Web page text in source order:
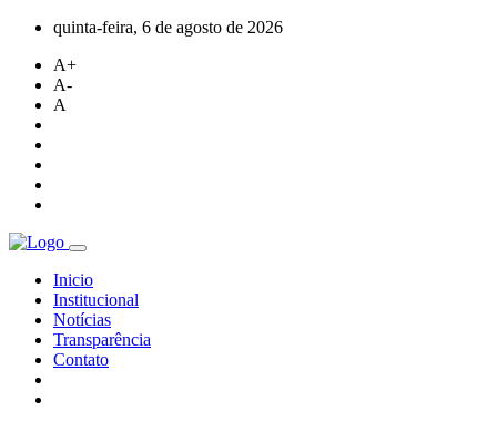
quinta-feira, 6 de agosto de 2026
A+
A-
A
Inicio
Institucional
Notícias
Transparência
Contato